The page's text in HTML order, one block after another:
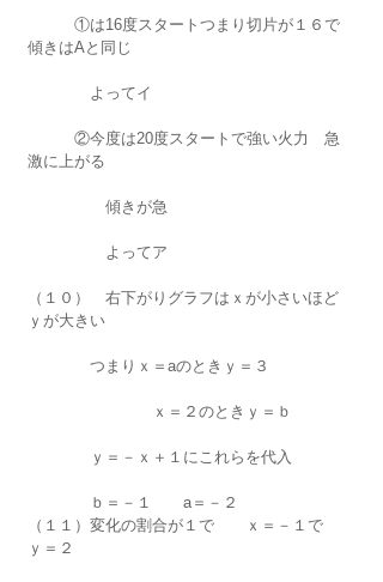
①は16度スタートつまり切片が１６で
傾きはAと同じ
よってイ
②今度は20度スタートで強い火力　急
激に上がる
傾きが急
よってア
（１０）　右下がりグラフはｘが小さいほど
ｙが大きい
つまりｘ＝aのときｙ＝３
ｘ＝２のときｙ＝ｂ
ｙ＝－ｘ＋１にこれらを代入
ｂ＝－１　　a＝－２
（１１）変化の割合が１で　　ｘ＝－１で
ｙ＝２